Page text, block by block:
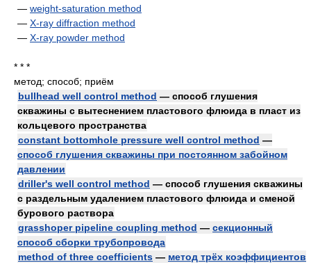
— weight-saturation method
— X-ray diffraction method
— X-ray powder method
* * *
метод; способ; приём
bullhead well control method — способ глушения
скважины с вытеснением пластового флюида в пласт из
кольцевого пространства
constant bottomhole pressure well control method —
способ глушения скважины при постоянном забойном
давлении
driller's well control method — способ глушения скважины
с раздельным удалением пластового флюида и сменой
бурового раствора
grasshoper pipeline coupling method — секционный
способ сборки трубопровода
method of three coefficients — метод трёх коэффициентов